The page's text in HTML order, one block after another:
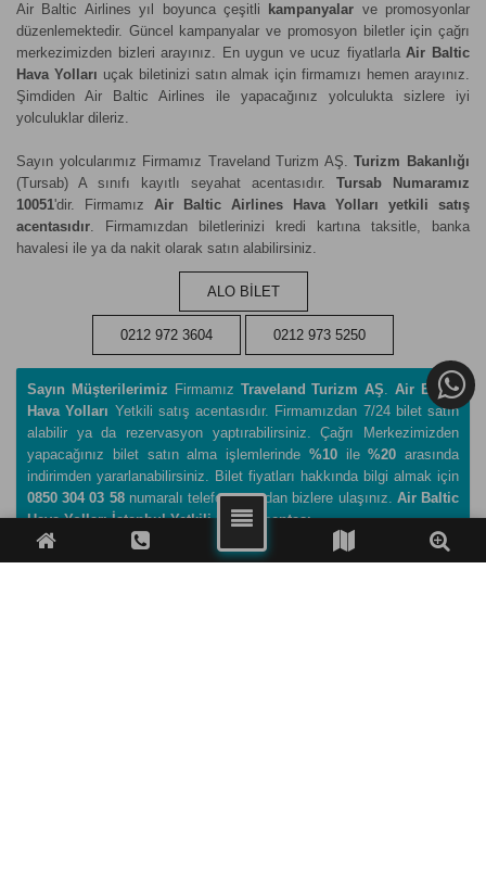
Air Baltic Airlines yıl boyunca çeşitli kampanyalar ve promosyonlar
düzenlemektedir. Güncel kampanyalar ve promosyon biletler için çağrı
merkezimizden bizleri arayınız. En uygun ve ucuz fiyatlarlaAir Baltic
Hava Yolları uçak biletinizi satın almak için firmamızı hemen arayınız.
Şimdiden Air Baltic Airlines ile yapacağınız yolculukta sizlere iyi
yolculuklar dileriz.
Sayın yolcularımız Firmamız Traveland Turizm AŞ.Turizm Bakanlığı
(Tursab) A sınıfı kayıtlı seyahat acentasıdır. Tursab Numaramız
10051'dir. Firmamız Air Baltic Airlines Hava Yolları yetkili satış
acentasıdır. Firmamızdan biletlerinizi kredi kartına taksitle, banka
havalesi ile ya da nakit olarak satın alabilirsiniz.
ALO BİLET
0212 972 3604 0212 973 5250
Sayın Müşterilerimiz Firmamız Traveland Turizm AŞ.Air Baltic
Hava Yolları Yetkili satış acentasıdır. Firmamızdan 7/24 bilet satın
alabilir ya da rezervasyon yaptırabilirsiniz. Çağrı Merkezimizden
yapacağınız bilet satın alma işlemlerinde %10ile%20 arasında
indirimden yararlanabilirsiniz. Bilet fiyatları hakkında bilgi almak için
0850 304 03 58numaralı telefonumuzdan bizlere ulaşınız. Air Baltic
Hava Yolları İstanbul Yetkili Satış Acentası.